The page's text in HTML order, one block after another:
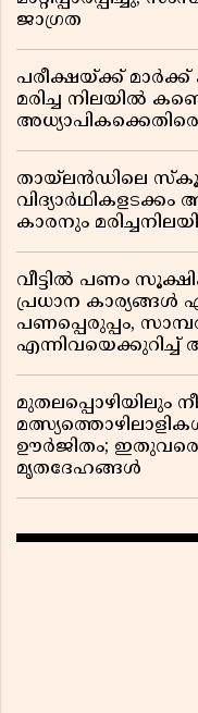
ജാഗ്രത
പരീക്ഷയ്ക്ക് മാർക്ക്
മരിച്ച നിലയിൽ
തായ്‌ലൻഡിലെ
കാരനും
വീട്ടിൽ പണം
പ്രധാന കാര്യങ്ങൾ
പണപ്പെരുപ്പം,
എന്നിവയെക്കുറിച്ച്
മുതലപ്പൊഴിയിലും
ഊർജിതം; ഇതുവരെ
മൃതദേഹങ്ങൾ